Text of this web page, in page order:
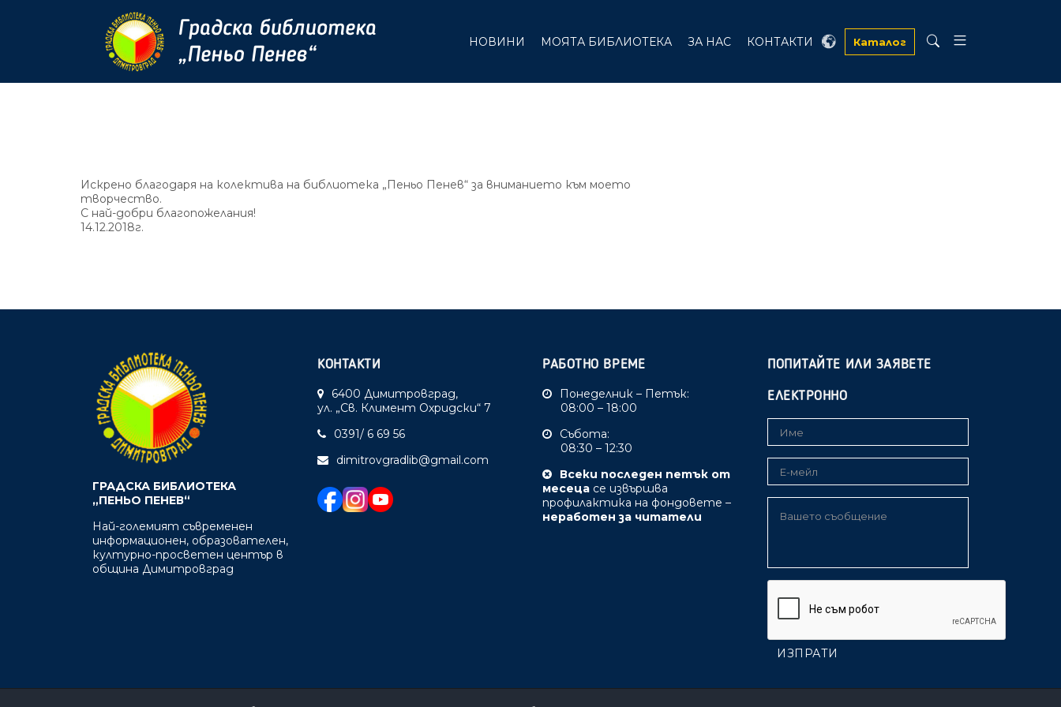
НОВИНИ МОЯТА БИБЛИОТЕКА ЗА НАС КОНТАКТИ Каталог
Искрено благодаря на колектива на библиотека „Пеньо Пенев“ за вниманието към моето
творчество.
С най-добри благопожелания!
14.12.2018г.
ГРАДСКА БИБЛИОТЕКА
„ПЕНЬО ПЕНЕВ“
Най-големият съвременен
информационен, образователен,
културно-просветен център в
община Димитровград
КОНТАКТИ
6400 Димитровград,
ул. „Св. Климент Охридски“ 7
0391/ 6 69 56
dimitrovgradlib@gmail.com
РАБОТНО ВРЕМЕ
Понеделник – Петък:
08:00 – 18:00
Събота:
08:30 – 12:30
Всеки последен петък от
месеца се извършва
профилактика на фондовете –
неработен за читатели
ПОПИТАЙТЕ ИЛИ ЗАЯВЕТЕ
ЕЛЕКТРОННО